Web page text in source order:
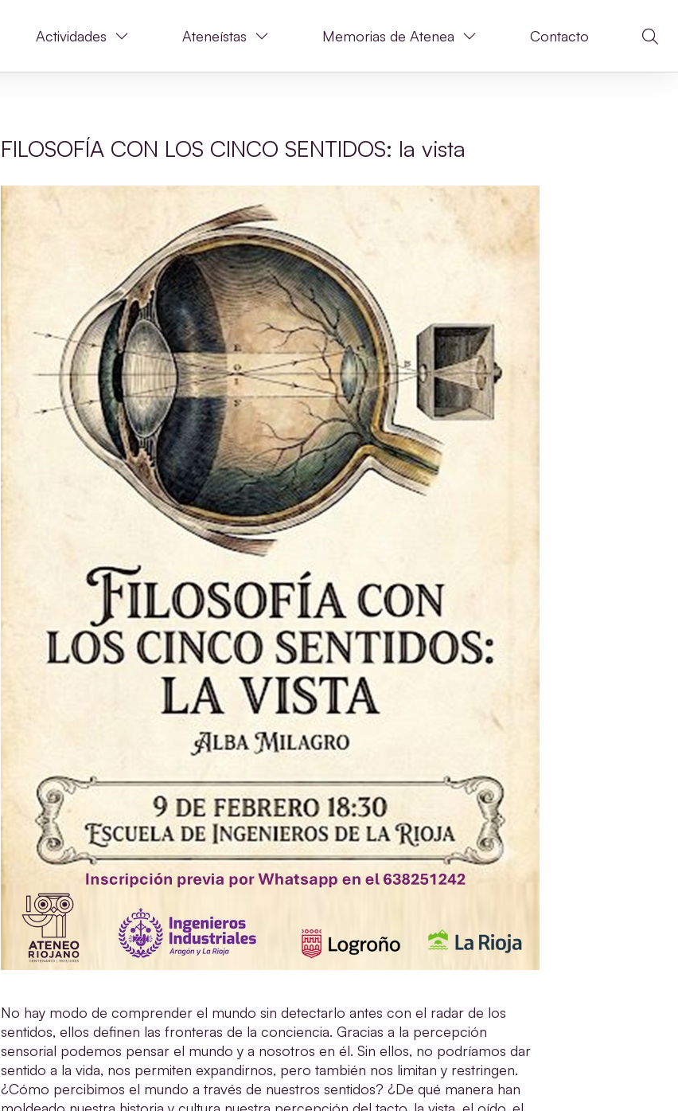
Actividades Ateneístas Memorias de Atenea Contacto
FILOSOFÍA CON LOS CINCO SENTIDOS: la vista
No hay modo de comprender el mundo sin detectarlo antes con el radar de los
sentidos, ellos definen las fronteras de la conciencia. Gracias a la percepción
sensorial podemos pensar el mundo y a nosotros en él. Sin ellos, no podríamos dar
sentido a la vida, nos permiten expandirnos, pero también nos limitan y restringen.
¿Cómo percibimos el mundo a través de nuestros sentidos? ¿De qué manera han